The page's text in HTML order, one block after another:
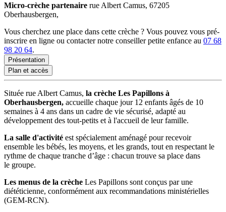
Micro-crèche partenaire rue Albert Camus, 67205
Oberhausbergen,
Vous cherchez une place dans cette crèche ? Vous pouvez vous pré-
inscrire en ligne ou contacter notre conseiller petite enfance au 07 68
98 20 64.
Présentation
Plan et accès
Située rue Albert Camus, la crèche Les Papillons à
Oberhausbergen, accueille chaque jour 12 enfants âgés de 10
semaines à 4 ans dans un cadre de vie sécurisé, adapté au
développement des tout-petits et à l'accueil de leur famille.
La salle d'activité est spécialement aménagé pour recevoir
ensemble les bébés, les moyens, et les grands, tout en respectant le
rythme de chaque tranche d’âge : chacun trouve sa place dans
le groupe.
Les menus de la crèche Les Papillons sont conçus par une
diététicienne, conformément aux recommandations ministérielles
(GEM-RCN).